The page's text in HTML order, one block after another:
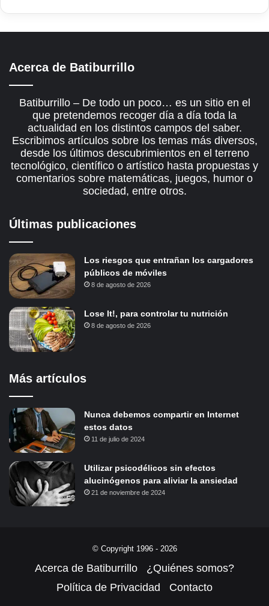
Acerca de Batiburrillo
Batiburrillo – De todo un poco… es un sitio en el
que pretendemos recoger día a día toda la
actualidad en los distintos campos del saber.
Escribimos artículos sobre los temas más diversos,
desde los últimos descubrimientos en el terreno
tecnológico, científico o artístico hasta propuestas y
comentarios sobre matemáticas, juegos, humor o
sociedad, entre otros.
Últimas publicaciones
Los riesgos que entrañan los cargadores
públicos de móviles
8 de agosto de 2026
Lose It!, para controlar tu nutrición
8 de agosto de 2026
Más artículos
Nunca debemos compartir en Internet
estos datos
11 de julio de 2024
Utilizar psicodélicos sin efectos
alucinógenos para aliviar la ansiedad
21 de noviembre de 2024
© Copyright 1996 - 2026
Acerca de Batiburrillo
¿Quiénes somos?
Política de Privacidad
Contacto